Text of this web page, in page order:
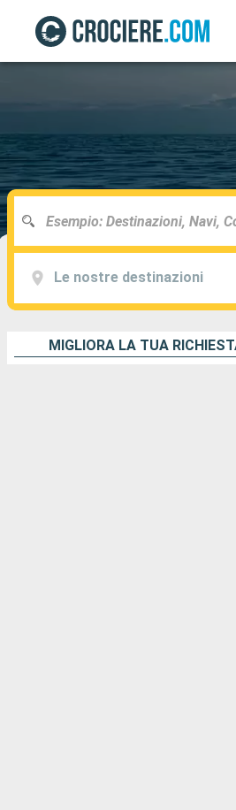
Le nostre destinazioni
MIGLIORA LA TUA